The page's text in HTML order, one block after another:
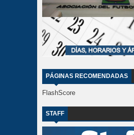
PÁGINAS RECOMENDADAS
FlashScore
STAFF